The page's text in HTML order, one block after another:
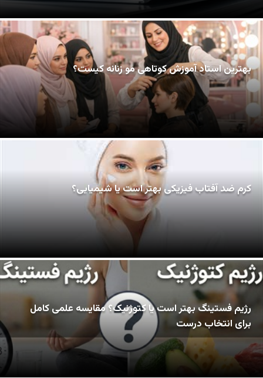
بهترین استاد آموزش کوتاهی مو زنانه کیست؟
کرم ضد آفتاب فیزیکی بهتر است یا شیمیایی؟
رژیم فستینگ بهتر است یا کتوژنیک؟ مقایسه علمی کامل
برای انتخاب درست